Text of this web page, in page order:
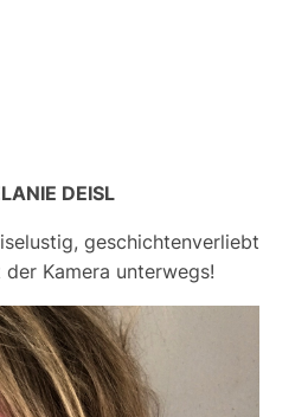
DEISL
geschichtenverliebt
Kamera unterwegs!